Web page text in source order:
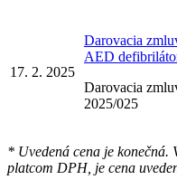
17. 2. 2025
Darovacia
AED
Darovacia
2025/025
* Uvedená cena je konečná.
platcom DPH, je cena